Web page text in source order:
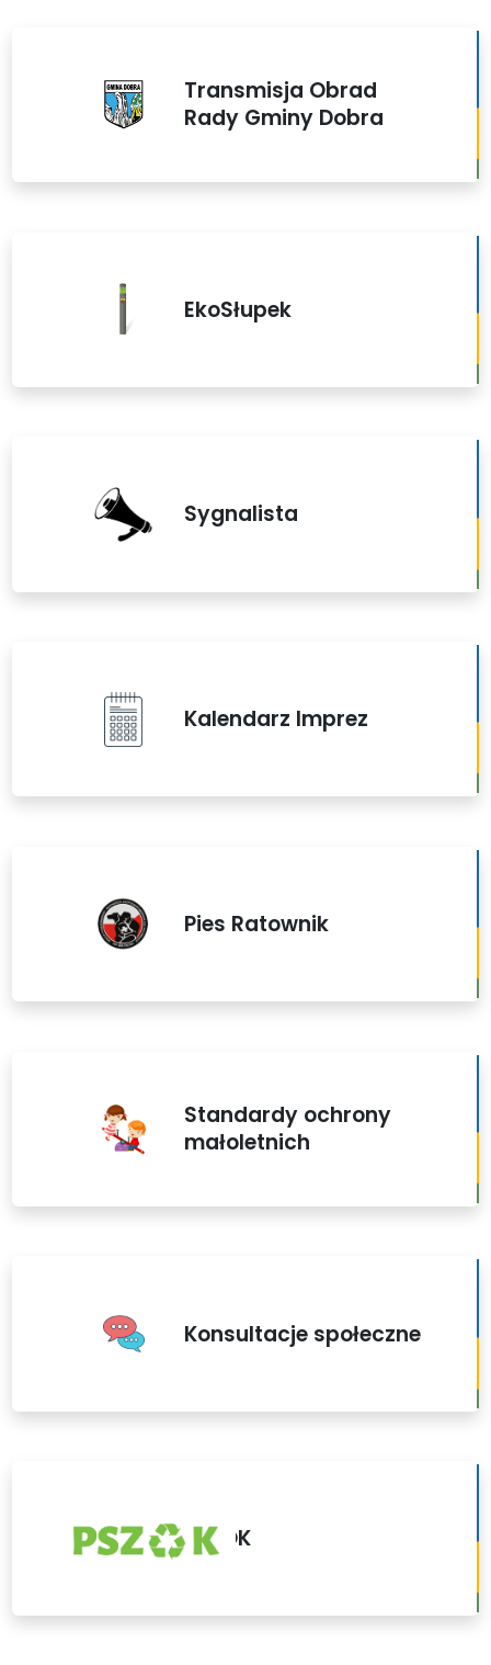
Transmisja Obrad
Rady Gminy Dobra
EkoSłupek
Sygnalista
Kalendarz Imprez
Pies Ratownik
Standardy ochrony
małoletnich
Konsultacje społeczne
PSZOK